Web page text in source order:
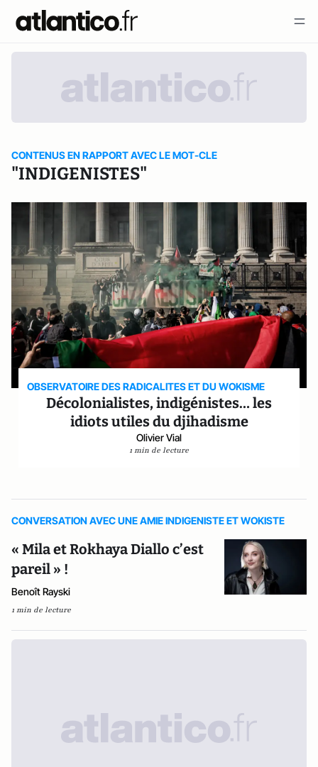
CONTENUS EN RAPPORT AVEC LE MOT-CLE
"INDIGENISTES"
OBSERVATOIRE DES RADICALITES ET DU WOKISME
Décolonialistes, indigénistes… les
idiots utiles du djihadisme
Olivier Vial
1 min de lecture
CONVERSATION AVEC UNE AMIE INDIGENISTE ET WOKISTE
« Mila et Rokhaya Diallo c’est
pareil » !
Benoît Rayski
1 min de lecture